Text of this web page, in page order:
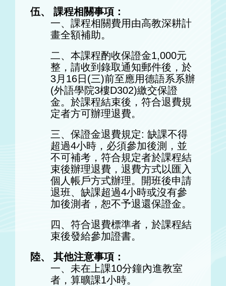
伍、 課程相關事項：
一、課程相關費用由高教深耕計
畫全額補助。
二、本課程酌收保證金1,000元
整，請收到錄取通知郵件後，於
3月16日(三)前至應用德語系系辦
(外語學院3樓D302)繳交保證
金。於課程結束後，符合退費規
定者方可辦理退費。
三、保證金退費規定: 缺課不得
超過4小時，必須參加後測，並
不可補考，符合規定者於課程結
束後辦理退費，退費方式以匯入
個人帳戶方式辦理。開班後申請
退班、缺課超過4小時或沒有參
加後測者，恕不予退還保證金。
四、符合退費標準者，於課程結
束後發給參加證書。
陸、 其他注意事項：
一、未在上課10分鐘內進教室
者，算曠課1小時。